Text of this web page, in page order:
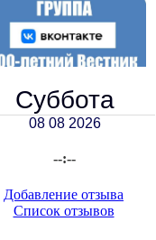
Суббота
08 08 2026
--:--
Добавление отзыва
Список отзывов